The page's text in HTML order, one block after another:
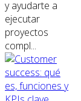
y ayudarte a
ejecutar
proyectos
compl...